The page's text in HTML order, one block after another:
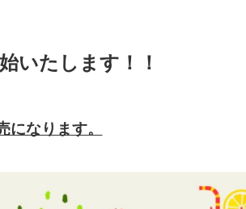
いたします！！
なります。